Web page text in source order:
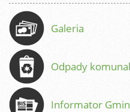
Galeria
Odpady
Informator